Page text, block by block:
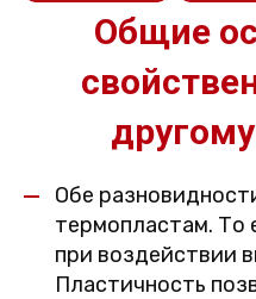
Общие
Обе
термопластам. То
при воздействии
Пластичность